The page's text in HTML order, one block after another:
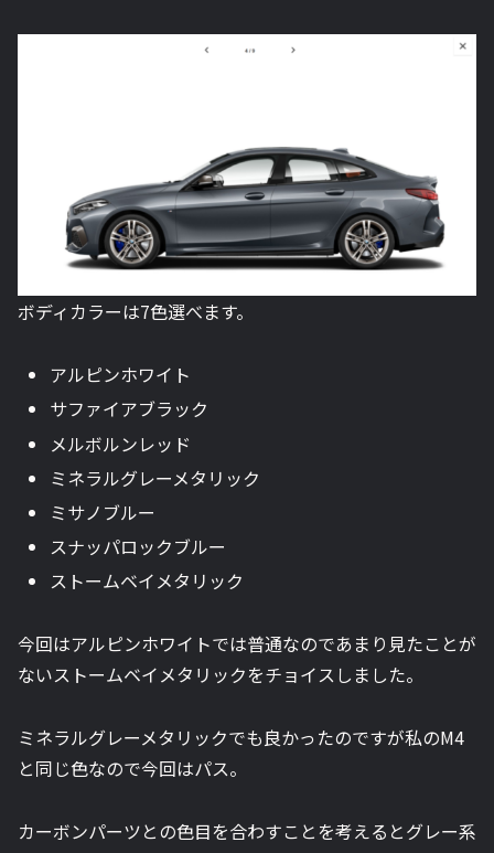
ボディカラーは7色選べます。
アルピンホワイト
サファイアブラック
メルボルンレッド
ミネラルグレーメタリック
ミサノブルー
スナッパロックブルー
ストームベイメタリック
今回はアルピンホワイトでは普通なのであまり見たことが
ないストームベイメタリックをチョイスしました。
ミネラルグレーメタリックでも良かったのですが私のM4
と同じ色なので今回はパス。
カーボンパーツとの色目を合わすことを考えるとグレー系